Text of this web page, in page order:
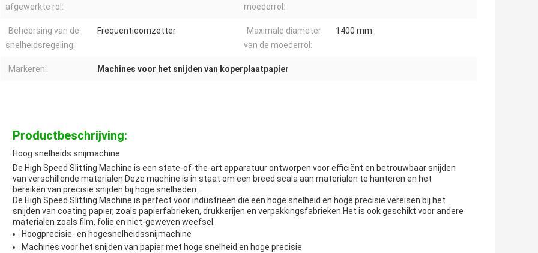
afgewerkte rol:
moederrol:
Beheersing van de
snelheidsregeling:
Frequentieomzetter
Maximale diameter
van de moederrol:
1400 mm
Markeren: Machines voor het snijden van koperplaatpapier
Productbeschrijving:
Hoog snelheids snijmachine
De High Speed Slitting Machine is een state-of-the-art apparatuur ontworpen voor efficiënt en betrouwbaar snijden
van verschillende materialen.Deze machine is in staat om een breed scala aan materialen te hanteren en het
bereiken van precisie snijden bij hoge snelheden.
De High Speed Slitting Machine is perfect voor industrieën die een hoge snelheid en hoge precisie vereisen bij het
snijden van coating papier, zoals papierfabrieken, drukkerijen en verpakkingsfabrieken.Het is ook geschikt voor andere
materialen zoals film, folie en niet-geweven weefsel.
Hoogprecisie- en hogesnelheidssnijmachine
Machines voor het snijden van papier met hoge snelheid en hoge precisie